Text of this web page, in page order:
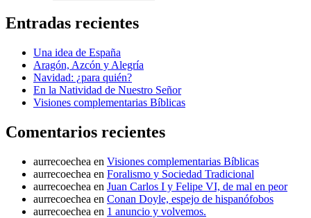
Entradas recientes
Una idea de España
Aragón, Azcón y Alegría
Navidad: ¿para quién?
En la Natividad de Nuestro Señor
Visiones complementarias Bíblicas
Comentarios recientes
aurrecoechea en Visiones complementarias Bíblicas
aurrecoechea en Foralismo y Sociedad Tradicional
aurrecoechea en Juan Carlos I y Felipe VI, de mal en peor
aurrecoechea en Conan Doyle, espejo de hispanófobos
aurrecoechea en 1 anuncio y volvemos.